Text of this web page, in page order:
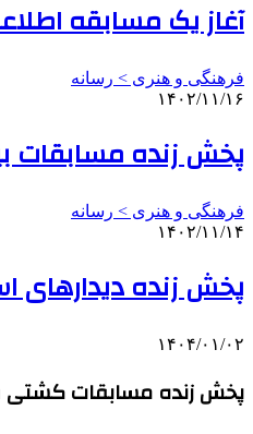
آغاز یک مسابقه
فرهنگی و هنری > رسانه
۱۴۰۲/۱۱/۱۶
پخش زنده مسابقات
فرهنگی و هنری > رسانه
۱۴۰۲/۱۱/۱۴
پخش زنده دیدارهای
۱۴۰۴/۰۱/۰۲
پخش زنده مسابقات کشتی